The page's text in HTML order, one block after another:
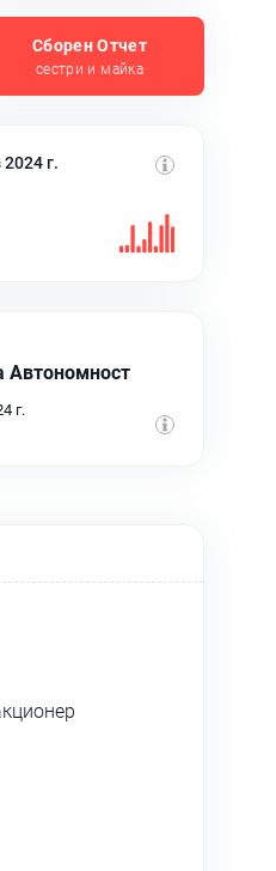
Сборен Отчет
сестри и майка
г.
Автономност
г.